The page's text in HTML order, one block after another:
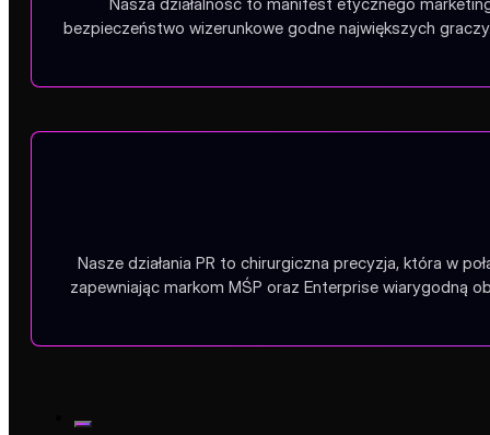
bezpieczeństwo wizerunkowe godne największych
Nasze działania PR to chirurgiczna precyzja, która w
zapewniając markom MŚP oraz Enterprise wiarygodną